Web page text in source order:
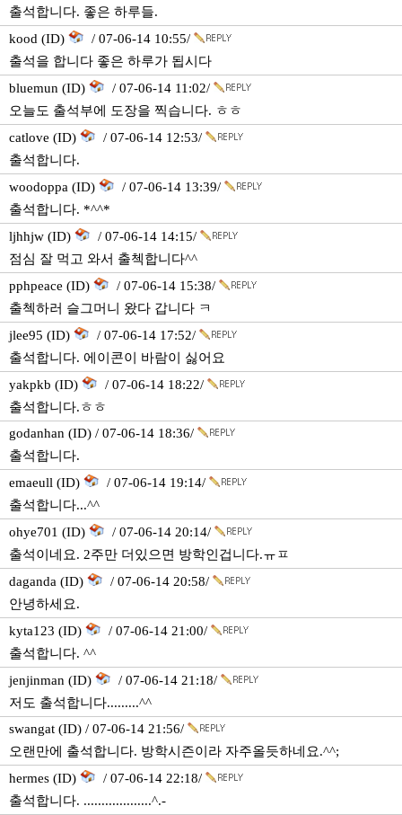
출석합니다. 좋은 하루들.
kood (ID)
/ 07-06-14 10:55/
출석을 합니다 좋은 하루가 됩시다
bluemun (ID)
/ 07-06-14 11:02/
오늘도 출석부에 도장을 찍습니다. ㅎㅎ
catlove (ID)
/ 07-06-14 12:53/
출석합니다.
woodoppa (ID)
/ 07-06-14 13:39/
출석합니다. *^^*
ljhhjw (ID)
/ 07-06-14 14:15/
점심 잘 먹고 와서 출첵합니다^^
pphpeace (ID)
/ 07-06-14 15:38/
출첵하러 슬그머니 왔다 갑니다 ㅋ
jlee95 (ID)
/ 07-06-14 17:52/
출석합니다. 에이콘이 바람이 싫어요
yakpkb (ID)
/ 07-06-14 18:22/
출석합니다.ㅎㅎ
godanhan (ID) / 07-06-14 18:36/
출석합니다.
emaeull (ID)
/ 07-06-14 19:14/
출석합니다...^^
ohye701 (ID)
/ 07-06-14 20:14/
출석이네요. 2주만 더있으면 방학인겁니다.ㅠㅍ
daganda (ID)
/ 07-06-14 20:58/
안녕하세요.
kyta123 (ID)
/ 07-06-14 21:00/
출석합니다. ^^
jenjinman (ID)
/ 07-06-14 21:18/
저도 출석합니다.........^^
swangat (ID) / 07-06-14 21:56/
오랜만에 출석합니다. 방학시즌이라 자주올듯하네요.^^;
hermes (ID)
/ 07-06-14 22:18/
출석합니다. ...................^.-